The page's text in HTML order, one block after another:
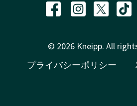
© 2026 Kneipp. All
プライバシーポリシー